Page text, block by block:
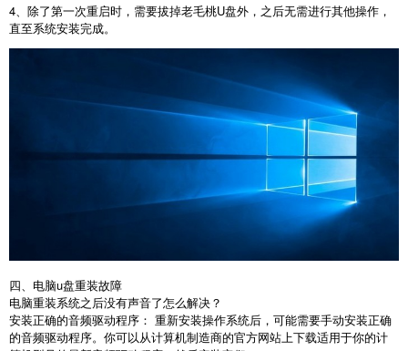
4 、除了第一次重启时，需要拔掉老毛桃U盘外，之后无需进行其他操作，
直至系统安装完成。
四、电脑u盘重装故障
电脑重装系统之后没有声音了怎么解决？
安装正确的音频驱动程序： 重新安装操作系统后，可能需要手动安装正确
的音频驱动程序。你可以从计算机制造商的官方网站上下载适用于你的计